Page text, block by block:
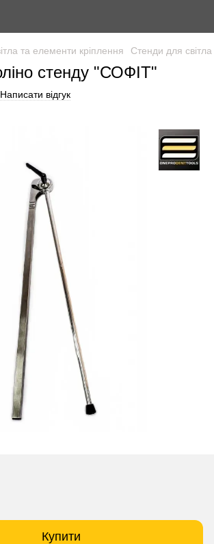
та елементи кріплення Стенди для
стенду "СОФІТ"
Написати відгук
Купити